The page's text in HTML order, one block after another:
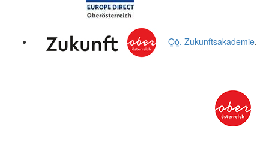
Oö. Zukunftsakademie.